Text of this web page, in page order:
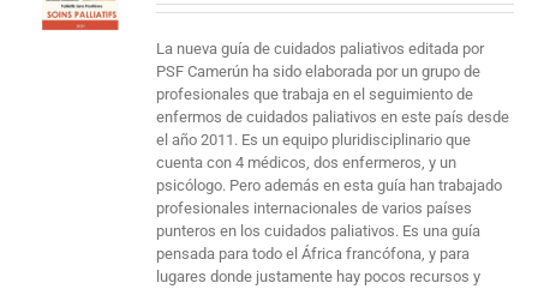
La nueva guía de cuidados paliativos editada por
PSF Camerún ha sido elaborada por un grupo de
profesionales que trabaja en el seguimiento de
enfermos de cuidados paliativos en este país desde
el año 2011. Es un equipo pluridisciplinario que
cuenta con 4 médicos, dos enfermeros, y un
psicólogo. Pero además en esta guía han trabajado
profesionales internacionales de varios países
punteros en los cuidados paliativos. Es una guía
pensada para todo el África francófona, y para
lugares donde justamente hay pocos recursos y